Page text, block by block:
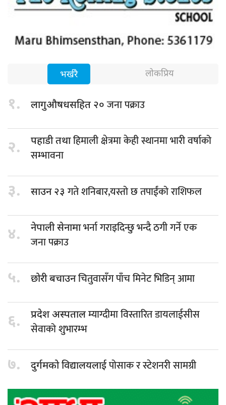
भर्खरै लोकप्रिय
१. लागुऔषधसहित २०जना पक्राउ
२. पहाडी तथाहिमाली क्षेत्रमा केही स्थानमा भारी वर्षाको
सम्भावना
३. साउन २३गते शनिबार,यस्तो छ तपाईंको राशिफल
४. नेपाली सेनामाभर्ना गराइदिन्छु भन्दै ठगी गर्ने एक
जना पक्राउ
५. छोरी बचाउनचितुवासँग पाँच मिनेट भिडिन् आमा
६. प्रदेश अस्पतालम्याग्दीमा विस्तारित डायलाईसीस
सेवाको शुभारम्भ
७. दुर्गमको विद्यालयलाईपोसाक र स्टेशनरी सामग्री